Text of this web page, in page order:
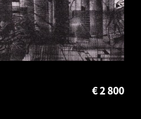
2 800
€